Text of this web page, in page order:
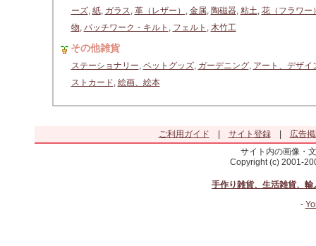
ーズ, 紙, ガラス, 革（レザー） , 金属, 陶磁器, 粘土, 花（フラワー
物, パッチワーク・キルト , フェルト , 木竹工
その他雑貨
ステーショナリー, ペットグッズ, ガーデニング, アート、デザイ
ストカード, 絵画、絵本
ご利用ガイド サイト登録|
広告
サイト内の画像・
Copyright (c) 2001-
手作り雑貨、生活雑貨、
-